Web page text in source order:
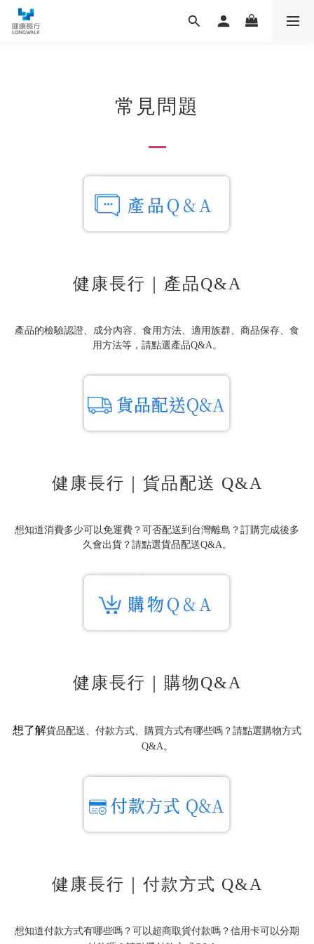
常見問題
健康長行｜產品Q&A
產品的檢驗認證、成分內容、食用方法、適用族群、商品保存、食
用方法等，請點選產品Q&A。
健康長行｜貨品配送 Q&A
想知道消費多少可以免運費？可否配送到台灣離島？訂購完成後多
久會出貨？請點選貨品配送Q&A。
健康長行｜購物Q&A
想了解貨品配送、付款方式、購買方式有哪些嗎？請點選購物方式
Q&A。
健康長行｜付款方式 Q&A
想知道付款方式有哪些嗎？可以超商取貨付款嗎？信用卡可以分期